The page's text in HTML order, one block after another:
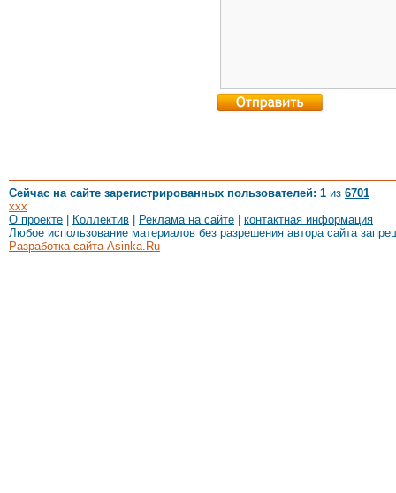
Сейчас на сайте зарегистрированных пользователей: 1 из 6701
xxx
О проекте
Коллектив Реклама на сайте
контактная информация
Любое использование материалов без разрешения автора сайта
Разработка сайта Asinka.Ru